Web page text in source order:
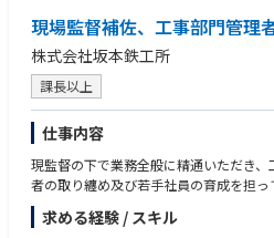
現場監督補佐、工事部門管理
株式会社坂本鉄工所
課長以上
仕事内容
現監督の下で業務全般に精通いただき
者の取り纏め及び若手社員の育成を担っ
求める経験 / スキル